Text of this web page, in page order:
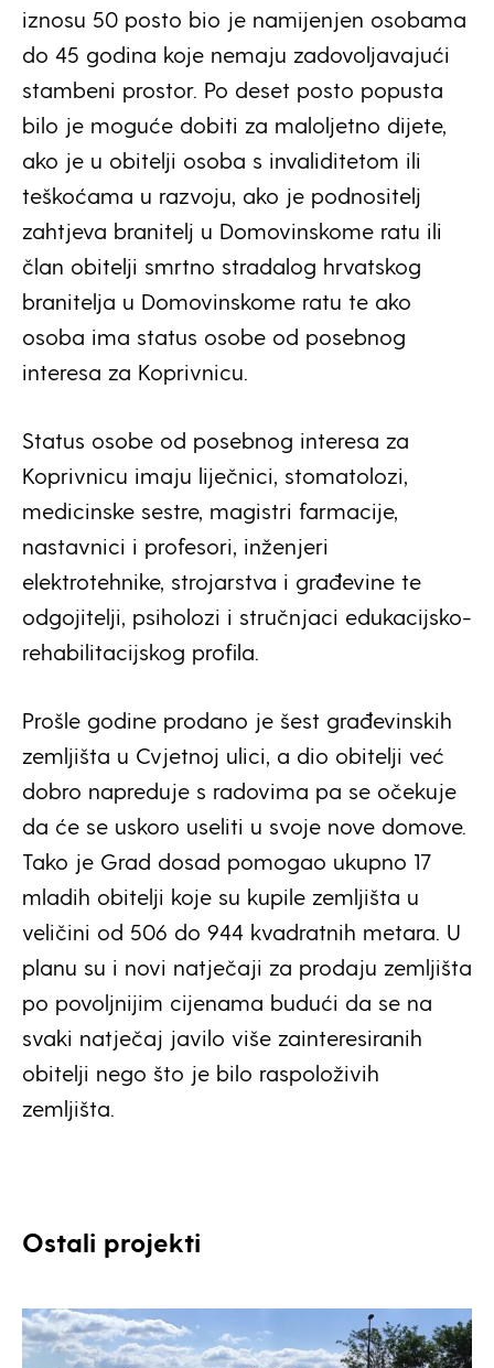
iznosu 50 posto bio je namijenjen osobama
do 45 godina koje nemaju zadovoljavajući
stambeni prostor. Po deset posto popusta
bilo je moguće dobiti za maloljetno dijete,
ako je u obitelji osoba s invaliditetom ili
teškoćama u razvoju, ako je podnositelj
zahtjeva branitelj u Domovinskome ratu ili
član obitelji smrtno stradalog hrvatskog
branitelja u Domovinskome ratu te ako
osoba ima status osobe od posebnog
interesa za Koprivnicu.
Status osobe od posebnog interesa za
Koprivnicu imaju liječnici, stomatolozi,
medicinske sestre, magistri farmacije,
nastavnici i profesori, inženjeri
elektrotehnike, strojarstva i građevine te
odgojitelji, psiholozi i stručnjaci edukacijsko-
rehabilitacijskog profila.
Prošle godine prodano je šest građevinskih
zemljišta u Cvjetnoj ulici, a dio obitelji već
dobro napreduje s radovima pa se očekuje
da će se uskoro useliti u svoje nove domove.
Tako je Grad dosad pomogao ukupno 17
mladih obitelji koje su kupile zemljišta u
veličini od 506 do 944 kvadratnih metara. U
planu su i novi natječaji za prodaju zemljišta
po povoljnijim cijenama budući da se na
svaki natječaj javilo više zainteresiranih
obitelji nego što je bilo raspoloživih
zemljišta.
Ostali projekti